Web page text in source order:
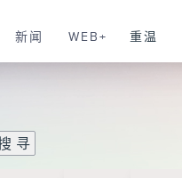
新闻 WEB+ 重温